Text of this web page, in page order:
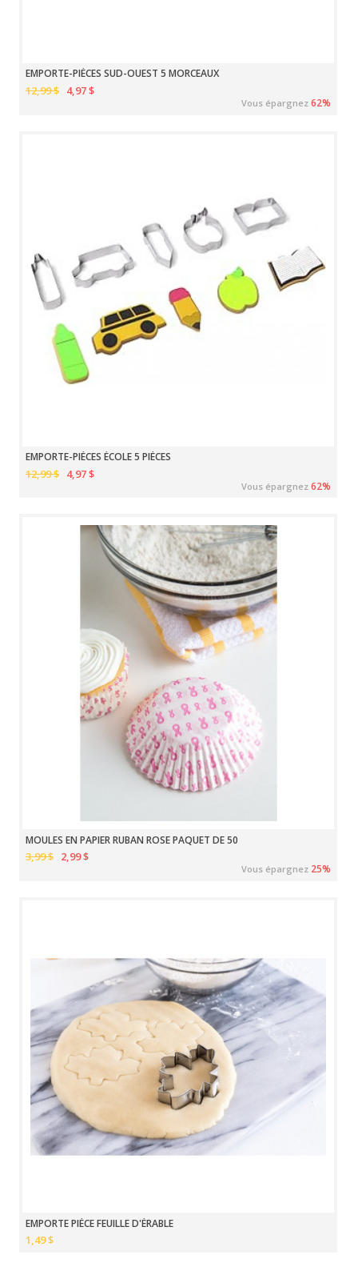
EMPORTE-PIÈCES SUD-OUEST 5 MORCEAUX
12,99 $ 4,97 $
Vous épargnez62%
EMPORTE-PIÈCES ÉCOLE 5 PIÈCES
12,99 $ 4,97 $
Vous épargnez62%
MOULES EN PAPIER RUBAN ROSE PAQUET DE 50
3,99 $ 2,99 $
Vous épargnez 25%
EMPORTE PIÈCE FEUILLE D'ÉRABLE
1,49 $